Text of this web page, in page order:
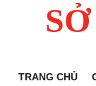
TRANG CHỦ